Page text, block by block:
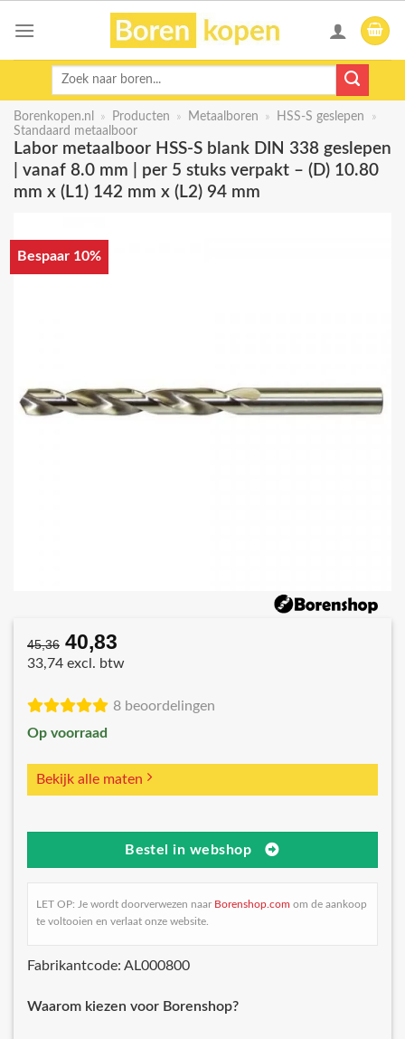
Zoeken
Borenkopen.nl » Producten » Metaalboren » HSS-S geslepen
»
Standaard metaalboor
Labor metaalboor HSS-S blank DIN 338 geslepen
| vanaf 8.0 mm | per 5 stuks verpakt – (D) 10.80
mm x (L1) 142 mm x (L2) 94 mm
Bespaar 10%
45,36 Oorspronkelijke
prijs
€45,36.
40,83
prijs
€40,83.
33,74 excl. btw
8 beoordelingen
Op voorraad
Bekijk alle maten
Bestel in webshop
LET OP: Je wordt doorverwezen naar Borenshop.com om de aankoop
te voltooien en verlaat onze website.
Fabrikantcode: AL000800
Waarom kiezen voor Borenshop?